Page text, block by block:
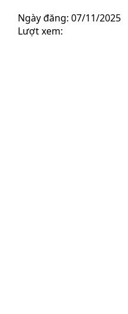
Ngày đăng: 07/11/2025
Lượt xem: